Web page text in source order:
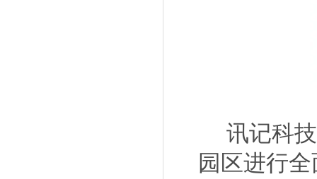
讯记科技
园区进行